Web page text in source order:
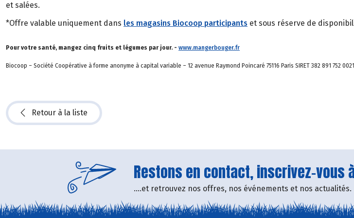
et salées.
*Offre valable uniquement dans les magasins Biocoop participants et sous réserve de
Pour votre santé, mangez cinq fruits et légumes par jour. - www.mangerbouger.fr
Biocoop – Société Coopérative à forme anonyme à capital variable – 12 avenue Raymond Poincaré 75116 Paris SIRET 382 891 752
Retour à la liste
Restons en contact, inscrivez-vous
....et retrouvez nos offres, nos événements et nos actualités.